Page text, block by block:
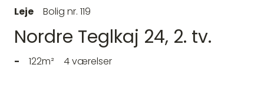
Leje Bolig nr. 119
Nordre Teglkaj 24, 2. tv.
- 122m² 4 værelser